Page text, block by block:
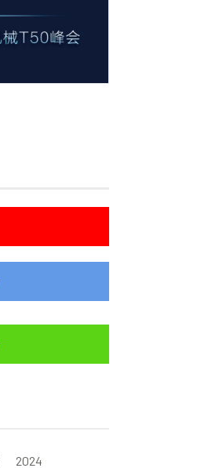
2024